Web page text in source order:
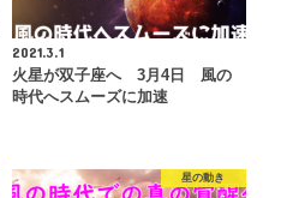
2021.3.1
火星が双子座へ 3月4日 風の
時代へスムーズに加速
星の動き